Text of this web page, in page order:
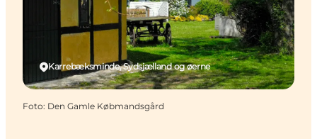
Karrebæksminde, Sydsjælland og øerne
Foto: Den Gamle Købmandsgård